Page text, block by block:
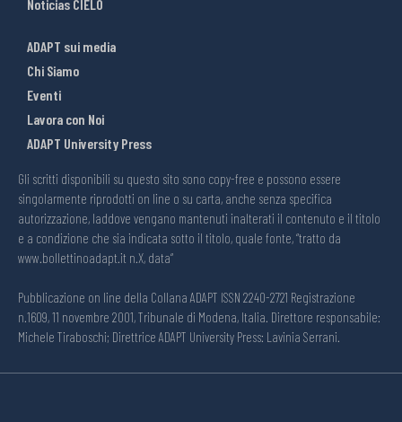
Noticias CIELO
ADAPT sui media
Chi Siamo
Eventi
Lavora con Noi
ADAPT University Press
Gli scritti disponibili su questo sito sono copy-free e possono essere
singolarmente riprodotti on line o su carta, anche senza specifica
autorizzazione, laddove vengano mantenuti inalterati il contenuto e il titolo
e a condizione che sia indicata sotto il titolo, quale fonte, “tratto da
www.bollettinoadapt.it n.X, data“
Pubblicazione on line della Collana ADAPT ISSN 2240-2721 Registrazione
n.1609, 11 novembre 2001, Tribunale di Modena, Italia. Direttore responsabile:
Michele Tiraboschi; Direttrice ADAPT University Press: Lavinia Serrani.